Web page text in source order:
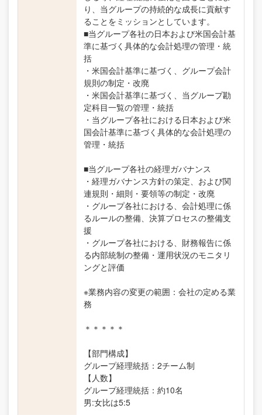
り、当グループの持続的な成長に貢献す
ることをミッションとしています。
■当グループ各社の日本および米国会計基
準に基づく具体的な会計処理の管理・統
括
・米国会計基準に基づく、グループ会計
規則の制定・改廃
・米国会計基準に基づく、当グループ勘
定科目一覧の管理・統括
・当グループ各社における日本および米
国会計基準に基づく具体的な会計処理の
管理・統括
■当グループ各社の経理ガバナンス
・経理ガバナンス方針の策定、および関
連規則・細則・要領等の制定・改廃
・グループ各社における、会計処理に係
るルールの整備、決算プロセスの整備支
援
・グループ各社における、財務報告に係
る内部統制の整備・運用状況のモニタリ
ングと評価
※業務内容の変更の範囲：会社の定める業
務
＊＊＊＊＊
【部門構成】
グループ経理統括：2チーム制
【人数】
グループ経理統括：約10名
男:女比は5:5